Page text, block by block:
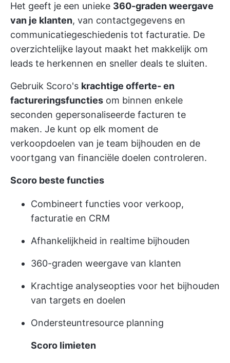
Het geeft je een unieke 360-graden weergave
van je klanten, van contactgegevens en
communicatiegeschiedenis tot facturatie. De
overzichtelijke layout maakt het makkelijk om
leads te herkennen en sneller deals te sluiten.
Gebruik Scoro's krachtige offerte- en
factureringsfuncties om binnen enkele
seconden gepersonaliseerde facturen te
maken. Je kunt op elk moment de
verkoopdoelen van je team bijhouden en de
voortgang van financiële doelen controleren.
Scoro beste functies
Combineert functies voor verkoop,
facturatie en CRM
Afhankelijkheid in realtime bijhouden
360-graden weergave van klanten
Krachtige analyseopties voor het bijhouden
van targets en doelen
Ondersteuntresource planning
Scoro limieten